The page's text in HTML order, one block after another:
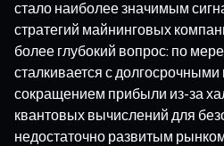
стало наиболее значимым
стратегий майнинговых
более глубокий вопрос: по мере
сталкивается с
сокращением прибыли из-за
квантовых вычислений для
недостаточно развитым